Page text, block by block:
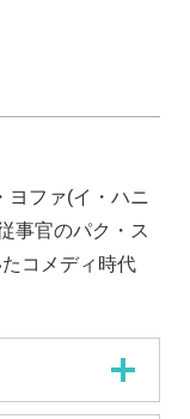
ヨファ(イ・ハニ
事官のパク・ス
コメディ時代